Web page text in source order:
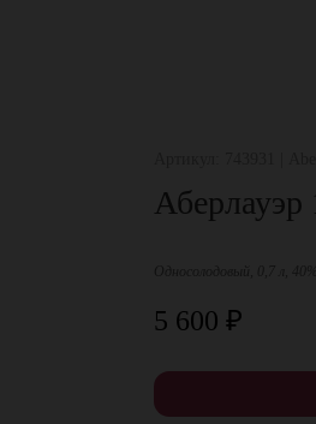
Аберлауэр
5 600 ₽